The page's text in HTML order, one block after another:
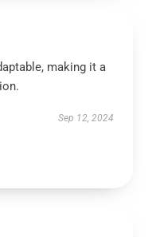
making it a
Sep 12, 2024